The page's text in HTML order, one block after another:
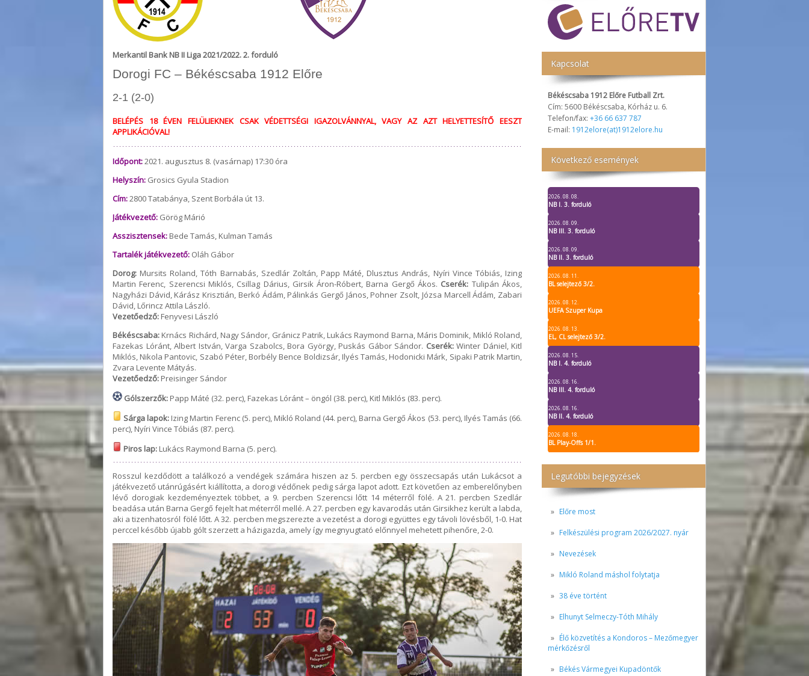
Kapcsolat
Békéscsaba 1912 Előre Futball Zrt.
Cím: 5600 Békéscsaba, Kórház u. 6.
Telefon/fax: +36 66 637 787
E-mail: 1912elore(at)1912elore.hu
Következő események
2026. 08. 08.
NB I. 3. forduló
2026. 08. 09.
NB III. 3. forduló
2026. 08. 09.
NB II. 3. forduló
2026. 08. 11.
BL selejtező 3/2.
2026. 08. 12.
UEFA Szuper Kupa
2026. 08. 13.
EL, CL selejtező 3/2.
2026. 08. 15.
NB I. 4. forduló
2026. 08. 16.
NB III. 4. forduló
2026. 08. 16.
NB II. 4. forduló
2026. 08. 18.
BL Play-Offs 1/1.
Legutóbbi bejegyzések
Előre most
Felkészülési program 2026/2027. nyár
Nevezések
Mikló Roland máshol folytatja
38 éve történt
Elhunyt Selmeczy-Tóth Mihály
Élő közvetítés a Kondoros – Mezőmegyer
mérkőzésről
Békés Vármegyei Kupadöntők
Merkantil Bank NB II Liga 2021/2022. 2. forduló
Dorogi FC – Békéscsaba 1912 Előre
2-1 (2-0)
BELÉPÉS 18 ÉVEN FELÜLIEKNEK CSAK VÉDETTSÉGI IGAZOLVÁNNYAL, VAGY AZ AZT HELYETTESÍTŐ EESZT
APPLIKÁCIÓVAL!
Időpont:2021. augusztus 8. (vasárnap) 17:30 óra
Helyszín: Grosics Gyula Stadion
Cím:2800 Tatabánya, Szent Borbála út 13.
Játékvezető: Görög Márió
Asszisztensek: Bede Tamás, Kulman Tamás
Tartalék játékvezető: Oláh Gábor
Dorog: Mursits Roland, Tóth Barnabás, Szedlár Zoltán, Papp Máté, Dlusztus András, Nyíri Vince Tóbiás, Izing
Martin Ferenc, Szerencsi Miklós, Csillag Dárius, Girsik Áron-Róbert, Barna Gergő Ákos. Cserék: Tulipán Ákos,
Nagyházi Dávid, Kárász Krisztián, Berkó Ádám, Pálinkás Gergő János, Pohner Zsolt, Józsa Marcell Ádám, Zabari
Dávid, Lőrincz Attila László.
Vezetőedző: Fenyvesi László
Békéscsaba: Krnács Richárd, Nagy Sándor, Gránicz Patrik, Lukács Raymond Barna, Máris Dominik, Mikló Roland,
Fazekas Lóránt, Albert István, Varga Szabolcs, Bora György, Puskás Gábor Sándor. Cserék:Winter Dániel, Kitl
Miklós, Nikola Pantovic, Szabó Péter, Borbély Bence Boldizsár, Ilyés Tamás, Hodonicki Márk, Sipaki Patrik Martin,
Zvara Levente Mátyás.
Vezetőedző: Preisinger Sándor
Gólszerzők: Papp Máté (32. perc), Fazekas Lóránt – öngól (38. perc), Kitl Miklós (83. perc).
Sárga lapok: Izing Martin Ferenc (5. perc), Mikló Roland (44. perc), Barna Gergő Ákos (53. perc), Ilyés Tamás (66.
perc), Nyíri Vince Tóbiás (87. perc).
Piros lap: Lukács Raymond Barna (5. perc).
Rosszul kezdődött a találkozó a vendégek számára hiszen az 5. percben egy összecsapás után Lukácsot a
játékvezető utánrúgásért kiállította, a dorogi védőnek pedig sárga lapot adott. Ezt követően az emberelőnyben
lévő dorogiak kezdeményeztek többet, a 9. percben Szerencsi lőtt 14 méterről fölé. A 21. percben Szedlár
beadása után Barna Gergő fejelt hat méterről mellé. A 27. percben egy kavarodás után Girsikhez került a labda,
aki a tizenhatosról fölé lőtt. A 32. percben megszerezte a vezetést a dorogi együttes egy távoli lövésből, 1-0. Hat
perccel később újabb gólt szerzett a házigazda, amely így megnyugtató előnnyel mehetett pihenőre, 2-0.